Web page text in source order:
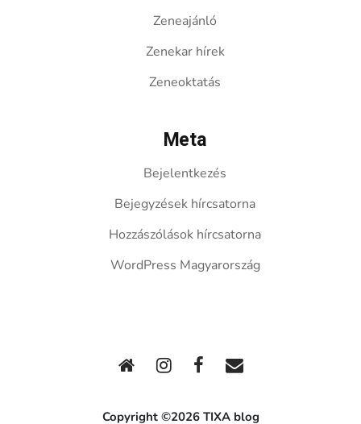
Zeneajánló
Zenekar hírek
Zeneoktatás
Meta
Bejelentkezés
Bejegyzések hírcsatorna
Hozzászólások hírcsatorna
WordPress Magyarország
Copyright ©2026 TIXA blog